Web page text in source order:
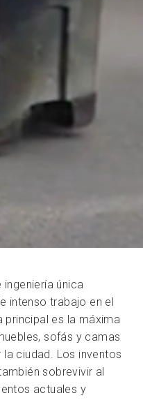
única
intenso trabajo en el
principal es la máxima
sofás y camas
ciudad. Los inventos
sobrevivir al
actuales y